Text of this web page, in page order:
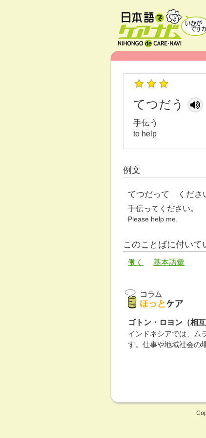
てつだう
手伝う
to help
例文
てつだって くださ
手伝ってください。
Please help me.
このことばに付いて
働く 基本語彙
ゴトン・ロヨン（相互
インドネシアでは、ム
す。仕事や地域社会の